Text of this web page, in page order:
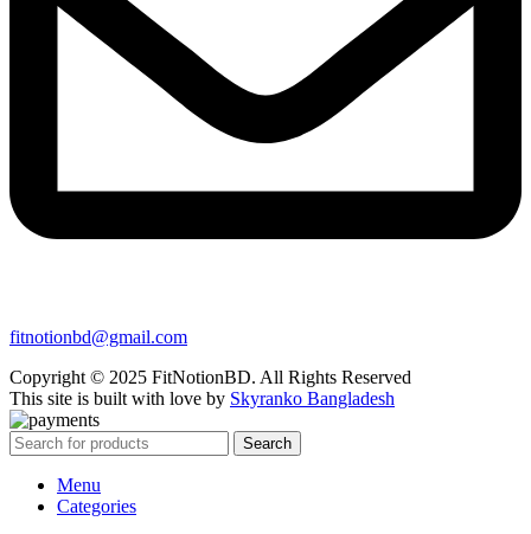
fitnotionbd@gmail.com
Copyright © 2025 FitNotionBD. All Rights Reserved
This site is built with love by Skyranko Bangladesh
Search
Menu
Categories